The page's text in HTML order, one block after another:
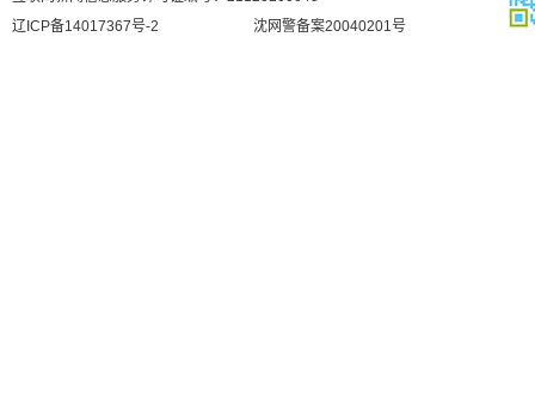
辽ICP备14017367号-2
沈网警备案20040201号